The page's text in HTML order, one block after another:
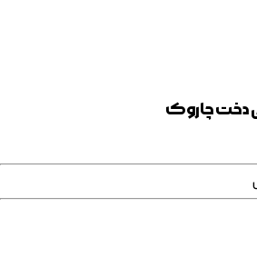
دخت چاروک